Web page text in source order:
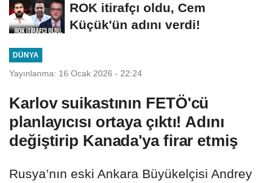
ROK itirafçı oldu, Cem
Küçük'ün adını verdi!
DÜNYA
Yayınlanma: 16 Ocak 2026 - 22:24
Karlov suikastının FETÖ'cü
planlayıcısı ortaya çıktı! Adını
değiştirip Kanada'ya firar etmiş
Rusya’nın eski Ankara Büyükelçisi Andrey